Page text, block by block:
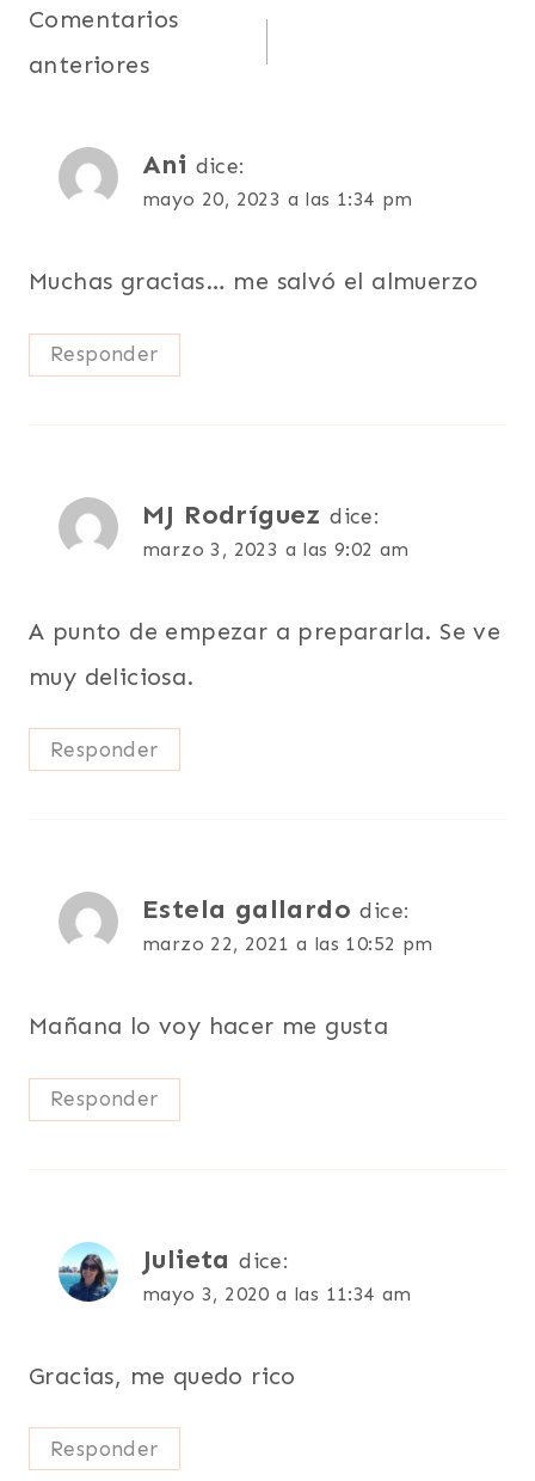
Navegación
de
comentarios
Comentarios
anteriores
Ani dice:
mayo 20, 2023 a las 1:34 pm
Muchas gracias… me salvó el almuerzo
Responder
MJ Rodríguez dice:
marzo 3, 2023 a las 9:02 am
A punto de empezar a prepararla. Se ve
muy deliciosa.
Responder
Estela gallardo dice:
marzo 22, 2021 a las 10:52 pm
Mañana lo voy hacer me gusta
Responder
Julieta dice:
mayo 3, 2020 a las 11:34 am
Gracias, me quedo rico
Responder